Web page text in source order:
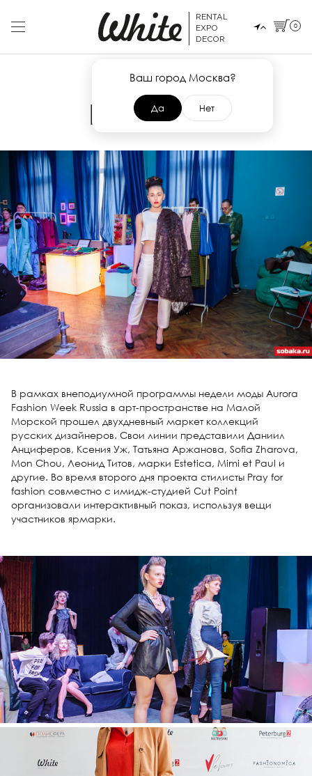
RENTAL
EXPO
DECOR
Ваш город Москва?
Да Нет
0
12 ОКТЯБРЯ 2013
FALOVERS
В рамках внеподиумной программы недели моды Aurora
Fashion Week Russia в арт-пространстве на Малой
Морской прошел двухдневный маркет коллекций
русских дизайнеров. Свои линии представили Даниил
Анциферов, Ксения Уж, Татьяна Аржанова, Sofia Zharova,
Mon Chou, Леонид Титов, марки Estetica, Mimi et Paul и
другие. Во время второго дня проекта стилисты Pray for
fashion совместно с имидж-студией Cut Point
организовали интерактивный показ, используя вещи
участников ярмарки.